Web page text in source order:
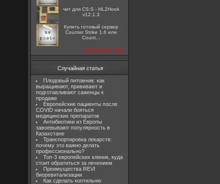
чит для CS:S - HL2Hook
v12.1.3
Купить готовый сервер
Counter Strike 1.6 или
Count...
посмотреть все
Случайная статья
Плодовый питомник: как
выращивают, прививают и
подготавливают саженцы к
продаже
Европейские пациенты после
COVID начали бояться
медицинских препаратов
Антибиотики из Европы
завоевывают популярность в
Казахстане
Транспортировка лекарств:
почему это важно делать
профессионально?
Топ-3 европейских клиник, куда
стоит обратиться за лечением
Преимущества REVI
биоревитализации
Как сделать коптильню